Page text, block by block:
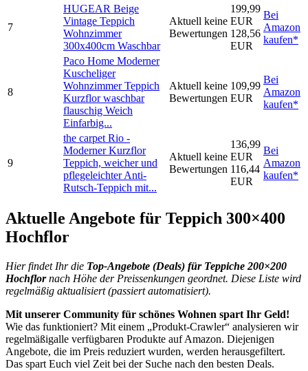
7
HUGEAR Beige
Vintage Teppich
Wohnzimmer
300x400cm Waschbar
Aktuell keine
Bewertungen
199,99
EUR
128,56
EUR
Bei
Amazon
kaufen*
8
Paco Home Moderner
Kuscheliger
Wohnzimmer Teppich
Kurzflor waschbar
flauschig Weich
Einfarbig...
Aktuell keine
Bewertungen
109,99
EUR
Bei
Amazon
kaufen*
9
the carpet Rio -
Moderner Kurzflor
Teppich, weicher und
pflegeleichter Anti-
Rutsch-Teppich mit...
Aktuell keine
Bewertungen
136,99
EUR
116,44
EUR
Bei
Amazon
kaufen*
Aktuelle Angebote für Teppich 300×400
Hochflor
Hier findet Ihr die Top-Angebote (Deals) für Teppiche 200×200
Hochflornach Höhe der Preissenkungen geordnet. Diese Liste wird
regelmäßig aktualisiert (passiert automatisiert).
Mit unserer Community für schönes Wohnen spart Ihr Geld!
Wie das funktioniert? Mit einem „Produkt-Crawler“ analysieren wir
regelmäßigalle verfügbaren Produkte auf Amazon. Diejenigen
Angebote, die im Preis reduziert wurden, werden herausgefiltert.
Das spart Euch viel Zeit bei der Suche nach den besten Deals.